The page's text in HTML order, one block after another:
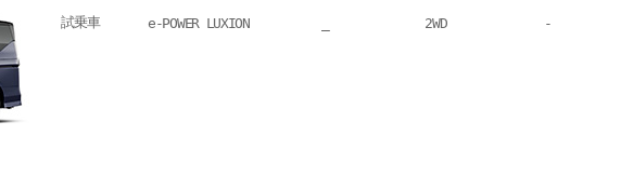
試乗車 e-POWER LUXION 2WD -